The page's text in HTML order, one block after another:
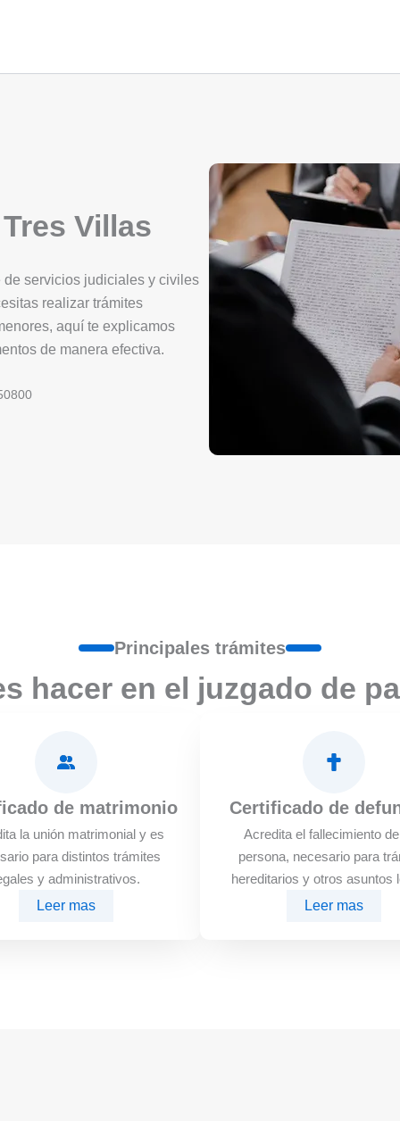
Villas
servicios judiciales y civiles
realizar trámites
aquí te explicamos
de manera efectiva.
Principales trámites
hacer en el juzgado de
de matrimonio
la unión matrimonial y es
para distintos trámites
y administrativos.
Leer mas
Certificado de
Acredita el fallecimiento
persona, necesario para
hereditarios y otros asuntos
Leer mas